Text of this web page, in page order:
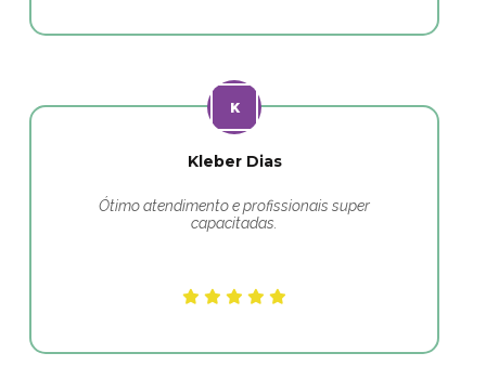
Kleber Dias
Ótimo atendimento e profissionais super
capacitadas.